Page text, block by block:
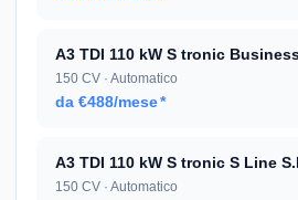
A3 TDI 110 kW S tronic
150 CV · Automatico
da €488/mese*
A3 TDI 110 kW S tronic S Line
150 CV · Automatico